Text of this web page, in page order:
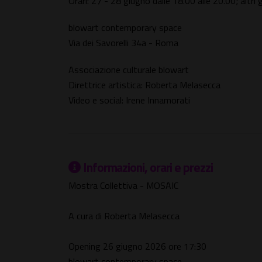
blowart contemporary space
Via dei Savorelli 34a - Roma
Associazione culturale blowart
Direttrice artistica: Roberta Melasecca
Video e social: Irene Innamorati
Informazioni, orari e prezzi
Mostra Collettiva - MOSAIC
A cura di Roberta Melasecca
Opening 26 giugno 2026 ore 17:30